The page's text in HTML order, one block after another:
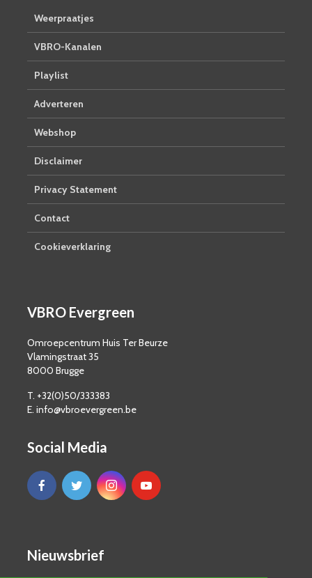
Weerpraatjes
VBRO-Kanalen
Playlist
Adverteren
Webshop
Disclaimer
Privacy Statement
Contact
Cookieverklaring
VBRO Evergreen
Omroepcentrum Huis Ter Beurze
Vlamingstraat 35
8000 Brugge
T. +32(0)50/333383
E. info@vbroevergreen.be
Social Media
Nieuwsbrief